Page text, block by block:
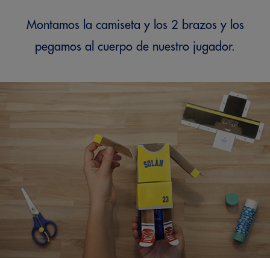
Montamos la camiseta y los 2 brazos y los
pegamos al cuerpo de nuestro jugador.